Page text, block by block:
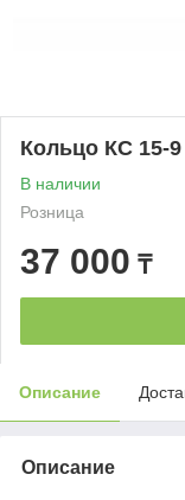
Кольцо КС 15-9
В наличии
Розница
37 000 ₸
Описание
Описание